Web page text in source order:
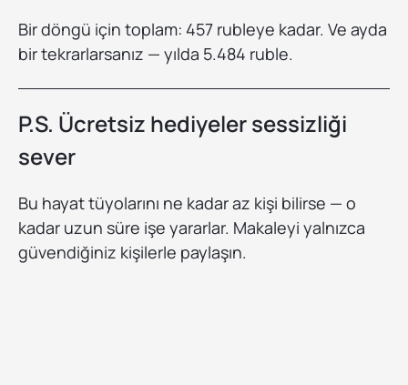
Bir döngü için toplam: 457 rubleye kadar. Ve ayda
bir tekrarlarsanız — yılda 5.484 ruble.
P.S. Ücretsiz hediyeler sessizliği
sever
Bu hayat tüyolarını ne kadar az kişi bilirse — o
kadar uzun süre işe yararlar. Makaleyi yalnızca
güvendiğiniz kişilerle paylaşın.